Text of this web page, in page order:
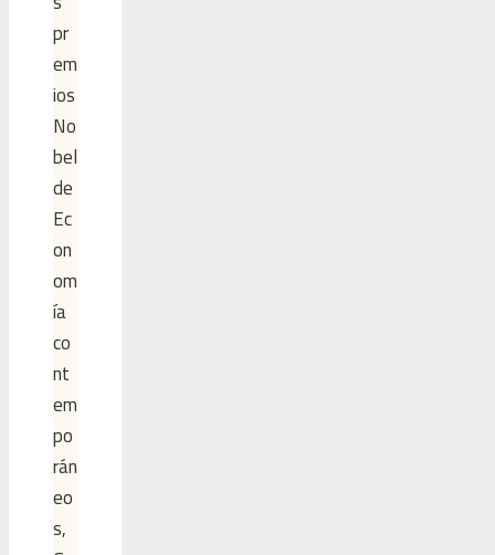
pr
em
ios
No
bel
de
Ec
on
om
ía
co
nt
em
po
rán
eo
s,